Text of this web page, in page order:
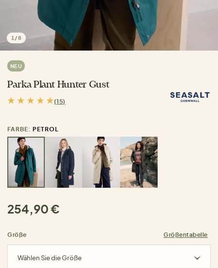
1 /8
NEU
Parka Plant Hunter Gust
(15)
FARBE: PETROL
254,90 €
Größe Größentabelle
Wählen Sie die Größe